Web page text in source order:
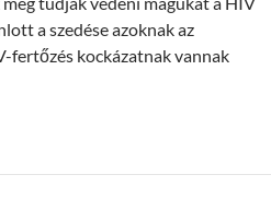
a szedése azoknak az
fertőzés kockázatnak vannak
ről